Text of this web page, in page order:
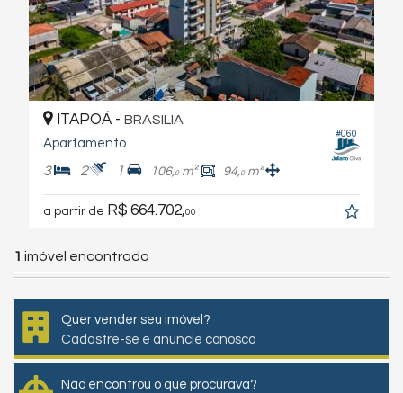
#060
ITAPOÁ - BRASILIA
Apartamento
3 2 1 106,0m² 94,0m²
a partir de R$ 664.702,00
1 imóvel encontrado
Quer vender seu imóvel?
Cadastre-se e anuncie conosco
Não encontrou o que procurava?